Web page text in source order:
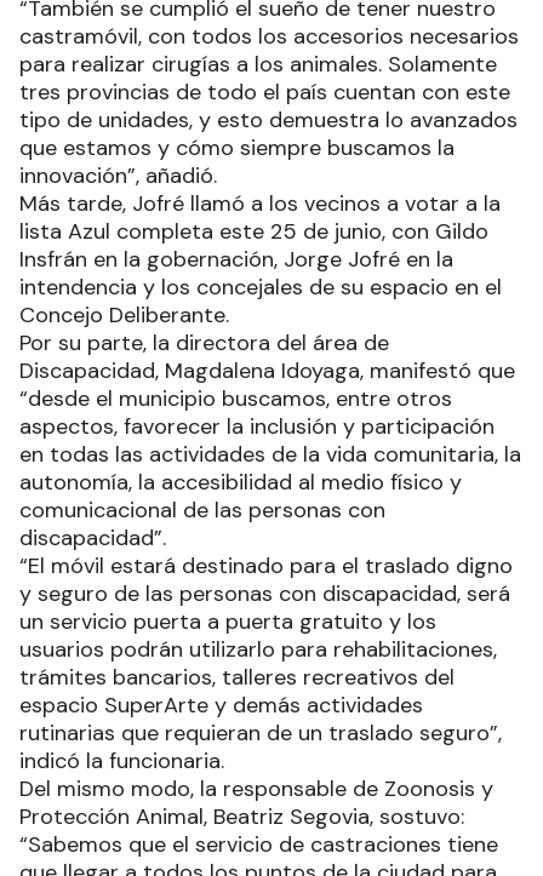
“También se cumplió el sueño de tener nuestro
castramóvil, con todos los accesorios necesarios
para realizar cirugías a los animales. Solamente
tres provincias de todo el país cuentan con este
tipo de unidades, y esto demuestra lo avanzados
que estamos y cómo siempre buscamos la
innovación”, añadió.
Más tarde, Jofré llamó a los vecinos a votar a la
lista Azul completa este 25 de junio, con Gildo
Insfrán en la gobernación, Jorge Jofré en la
intendencia y los concejales de su espacio en el
Concejo Deliberante.
Por su parte, la directora del área de
Discapacidad, Magdalena Idoyaga, manifestó que
“desde el municipio buscamos, entre otros
aspectos, favorecer la inclusión y participación
en todas las actividades de la vida comunitaria, la
autonomía, la accesibilidad al medio físico y
comunicacional de las personas con
discapacidad”.
“El móvil estará destinado para el traslado digno
y seguro de las personas con discapacidad, será
un servicio puerta a puerta gratuito y los
usuarios podrán utilizarlo para rehabilitaciones,
trámites bancarios, talleres recreativos del
espacio SuperArte y demás actividades
rutinarias que requieran de un traslado seguro”,
indicó la funcionaria.
Del mismo modo, la responsable de Zoonosis y
Protección Animal, Beatriz Segovia, sostuvo:
“Sabemos que el servicio de castraciones tiene